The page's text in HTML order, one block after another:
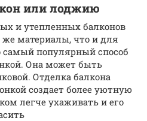
или лоджию
и утепленных балконов
материалы, что и для
популярный способ
Она может быть
Отделка балкона
создает более уютную
легче ухаживать и его